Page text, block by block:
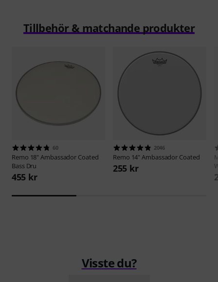
Tillbehör & matchande produkter
60
Remo 18" Ambassador Coated
Bass Dru
455 kr
2046
Remo 14" Ambassador Coated
255 kr
Visste du?